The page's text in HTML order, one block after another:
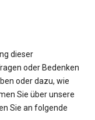
dieser
oder Bedenken
oder dazu, wie
Sie über unsere
Sie an folgende